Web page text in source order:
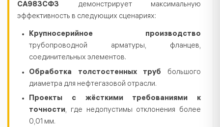
СА983СФ3 демонстрирует максимальную
эффективность в следующих сценариях:
Крупносерийное производство
трубопроводной арматуры, фланцев,
соединительных элементов.
Обработка толстостенных труб большого
диаметра для нефтегазовой отрасли.
Проекты с жёсткими требованиями к
точности, где недопустимы отклонения более
0,01 мм.